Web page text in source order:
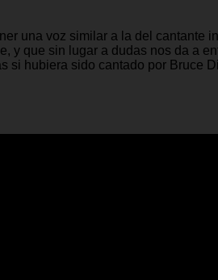
una voz similar a la del cantante
y que sin lugar a dudas nos da a
si hubiera sido cantado por Bruce